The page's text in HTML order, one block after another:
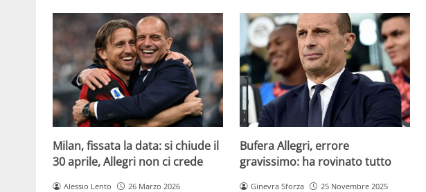
Milan, fissata la data: si chiude il
30 aprile, Allegri non ci crede
Alessio Lento 26 Marzo 2026
Bufera Allegri, errore
gravissimo: ha rovinato tutto
Ginevra Sforza 25 Novembre 2025